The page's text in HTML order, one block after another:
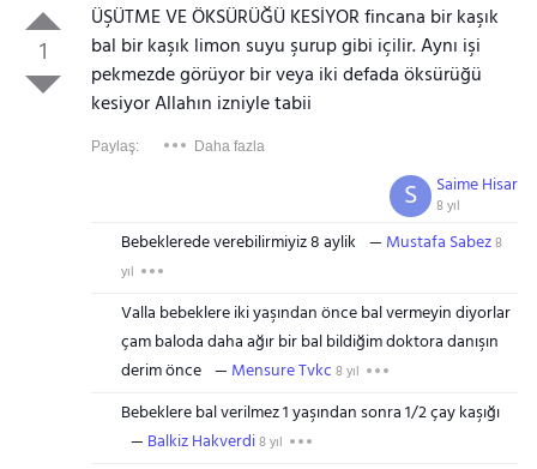
1
ÜŞÜTME VE ÖKSÜRÜĞÜ KESİYOR fincana bir kaşık
bal bir kaşık limon suyu şurup gibi içilir. Aynı işi
pekmezde görüyor bir veya iki defada öksürüğü
kesiyor Allahın izniyle tabii
Paylaş: Daha fazla
Saime Hisar
8 yıl
S
Bebeklerede verebilirmiyiz 8 aylik Mustafa Sabez8
yıl
Valla bebeklere iki yaşından önce bal vermeyin diyorlar
çam baloda daha ağır bir bal bildiğim doktora danışın
derim önce
Mensure Tvkc 8 yıl
Bebeklere bal verilmez 1 yaşından sonra 1/2 çay kaşığı
Balkiz Hakverdi8 yıl